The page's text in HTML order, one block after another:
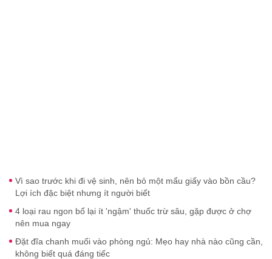
Vì sao trước khi đi vệ sinh, nên bỏ một mẩu giấy vào bồn cầu?
Lợi ích đặc biệt nhưng ít người biết
4 loại rau ngon bổ lại ít 'ngậm' thuốc trừ sâu, gặp được ở chợ
nên mua ngay
Đặt đĩa chanh muối vào phòng ngủ: Mẹo hay nhà nào cũng cần,
không biết quá đáng tiếc